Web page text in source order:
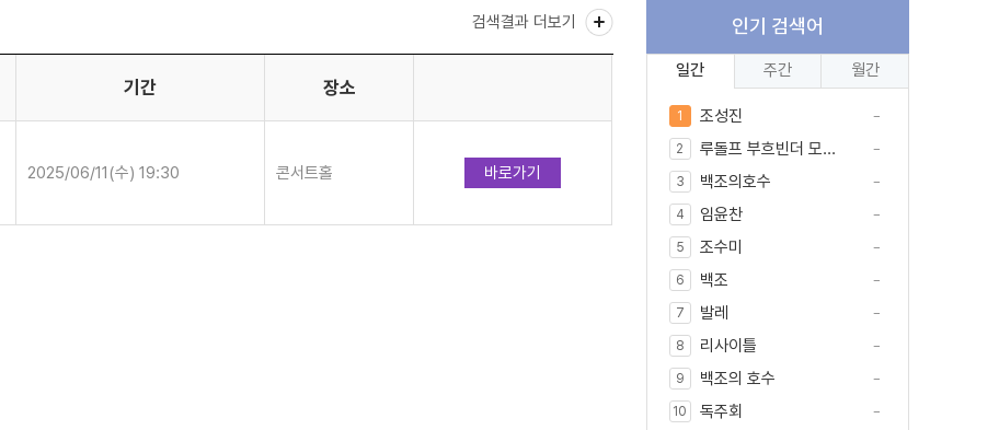
인기 검색어
일간 주간 월간
1 조성진
2 루돌프 부흐빈더 모...
3 백조의호수
4 임윤찬
5 조수미
6 백조
7 발레
8 리사이틀
9 백조의 호수
10 독주회
검색결과 더보기
기간 장소
2025/06/11(수) 19:30 콘서트홀 바로가기